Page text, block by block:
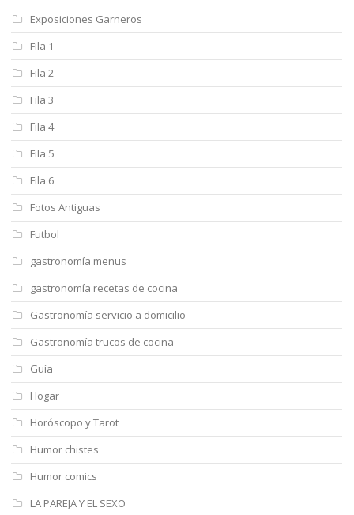
Exposiciones Garneros
Fila 1
Fila 2
Fila 3
Fila 4
Fila 5
Fila 6
Fotos Antiguas
Futbol
gastronomía menus
gastronomía recetas de cocina
Gastronomía servicio a domicilio
Gastronomía trucos de cocina
Guía
Hogar
Horóscopo y Tarot
Humor chistes
Humor comics
LA PAREJA Y EL SEXO